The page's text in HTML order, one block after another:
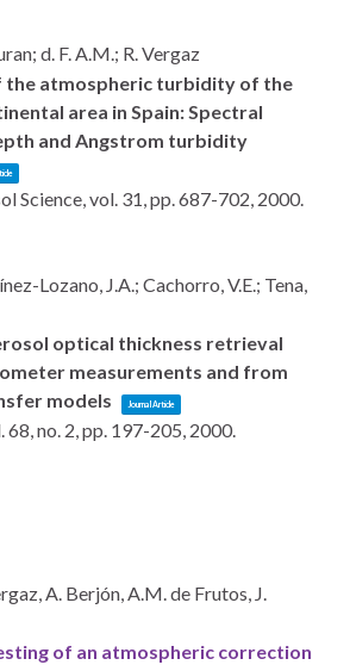
d. F. A.M.; R. Vergaz
the atmospheric turbidity of the
area in Spain: Spectral
and Angstrom turbidity
Science,vol. 31,pp. 687-702, 2000.
Lozano, J.A.; Cachorro, V.E.; Tena,
optical thickness retrieval
measurements and from
models
Journal Article
68,no. 2,pp. 197-205, 2000.
A. Berjón, A.M. de Frutos, J.
of an atmospheric correction